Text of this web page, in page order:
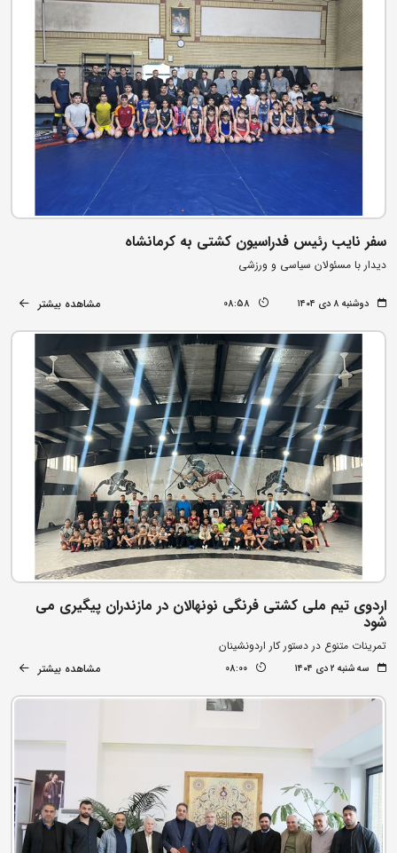
سفر نایب رئیس فدراسیون کشتی به کرمانشاه
دیدار با مسئولان سیاسی و ورزشی
دوشنبه ۸ دی ۱۴۰۴ 08:58 مشاهده بیشتر
اردوی تیم ملی کشتی فرنگی نونهالان در مازندران پیگیری می
شود
تمرینات متنوع در دستور کار اردونشینان
سه شنبه ۲ دی ۱۴۰۴ 08:00 مشاهده بیشتر